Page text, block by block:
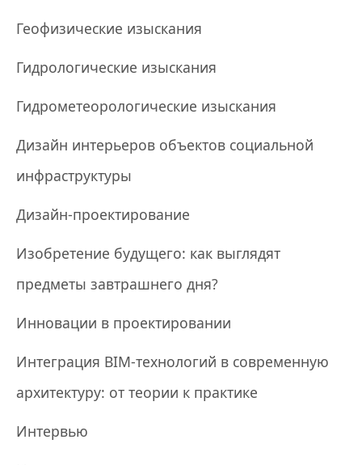
Геофизические изыскания
Гидрологические изыскания
Гидрометеорологические изыскания
Дизайн интерьеров объектов социальной
инфраструктуры
Дизайн-проектирование
Изобретение будущего: как выглядят
предметы завтрашнего дня?
Инновации в проектировании
Интеграция BIM-технологий в современную
архитектуру: от теории к практике
Интервью